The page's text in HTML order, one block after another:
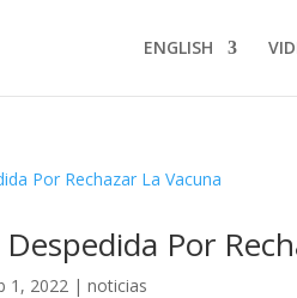
ENGLISH
Por
1, 2022 |noticias